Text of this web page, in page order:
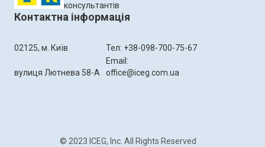
консультантів
Контактна інформація
02125, м. Київ
вулиця Лютнева 58-А
Тел: +38-098-700-75-67
Email:
office@iceg.com.ua
© 2023 ICEG, Inc. All Rights Reserved